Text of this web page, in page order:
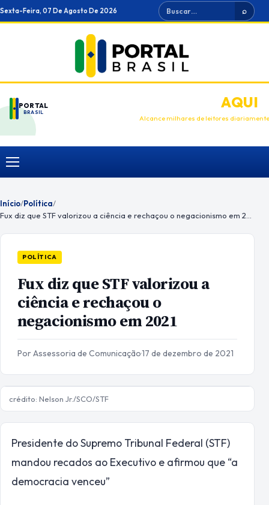
Ir
para
Sexta-Feira, 07 De Agosto De 2026 Buscar ⌕
PORTAL
BRASIL
ANUNCIEAQUI
Alcance milhares de leitores diariamente
Menu
Início/Política/
POLÍTICA
Fux diz que STF valorizou a
ciência e rechaçou o
negacionismo em 2021
Por Assessoria de Comunicação·17 de dezembro de 2021
crédito: Nelson Jr./SCO/STF
Presidente do Supremo Tribunal Federal (STF)
mandou recados ao Executivo e afirmou que “a
democracia venceu”